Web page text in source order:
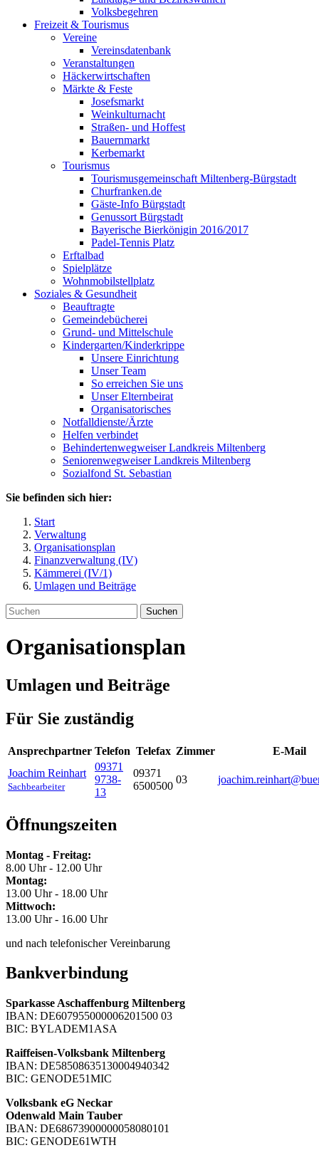
Volksbegehren
Freizeit & Tourismus
Vereine
Vereinsdatenbank
Veranstaltungen
Häckerwirtschaften
Märkte & Feste
Josefsmarkt
Weinkulturnacht
Straßen- und Hoffest
Bauernmarkt
Kerbemarkt
Tourismus
Tourismusgemeinschaft Miltenberg-Bürgstadt
Churfranken.de
Gäste-Info Bürgstadt
Genussort Bürgstadt
Bayerische Bierkönigin 2016/2017
Padel-Tennis Platz
Erftalbad
Spielplätze
Wohnmobilstellplatz
Soziales & Gesundheit
Beauftragte
Gemeindebücherei
Grund- und Mittelschule
Kindergarten/Kinderkrippe
Unsere Einrichtung
Unser Team
So erreichen Sie uns
Unser Elternbeirat
Organisatorisches
Notfalldienste/Ärzte
Helfen verbindet
Behindertenwegweiser Landkreis Miltenberg
Seniorenwegweiser Landkreis Miltenberg
Sozialfond St. Sebastian
Sie befinden sich hier:
Start
Verwaltung
Organisationsplan
Finanzverwaltung (IV)
Kämmerei (IV/1)
Umlagen und Beiträge
Suchen
Organisationsplan
Umlagen und Beiträge
Für Sie zuständig
Ansprechpartner Telefon Telefax Zimmer
E-Mail
Joachim Reinhart
Sachbearbeiter
09371
9738-
13
09371
6500500
03
Öffnungszeiten
Montag - Freitag:
8.00 Uhr - 12.00 Uhr
Montag:
13.00 Uhr - 18.00 Uhr
Mittwoch:
13.00 Uhr - 16.00 Uhr
und nach telefonischer Vereinbarung
Bankverbindung
Sparkasse Aschaffenburg Miltenberg
IBAN: DE607955000006201500 03
BIC: BYLADEM1ASA
Raiffeisen-Volksbank Miltenberg
IBAN: DE58508635130004940342
BIC: GENODE51MIC
Volksbank eG Neckar
Odenwald Main Tauber
IBAN: DE68673900000058080101
BIC: GENODE61WTH